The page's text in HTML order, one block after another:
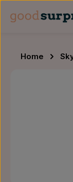
Zum Hauptinhalt
Home
Bildergalerie